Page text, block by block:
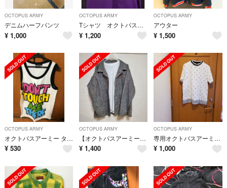
OCTOPUS ARMY
デニムハーフパンツ
¥ 1,000
OCTOPUS ARMY
Tシャツ オクトパスアーミー
¥ 1,200
OCTOPUS ARMY
アウター
¥ 1,500
OCTOPUS ARMY
オクトパスアーミー タンクトップ レゲエ
¥ 530
OCTOPUS ARMY
【オクトパスアーミー】 薄手のデニムジャケット
¥ 1,400
OCTOPUS ARMY
専用オクトパスアーミー Tシャツ
¥ 1,000